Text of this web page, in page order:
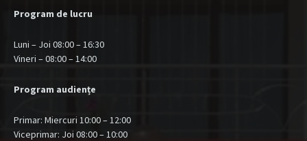
Program de lucru
Luni – Joi 08:00 – 16:30
Vineri – 08:00 – 14:00
Program audiențe
Primar: Miercuri 10:00 – 12:00
Viceprimar: Joi 08:00 – 10:00